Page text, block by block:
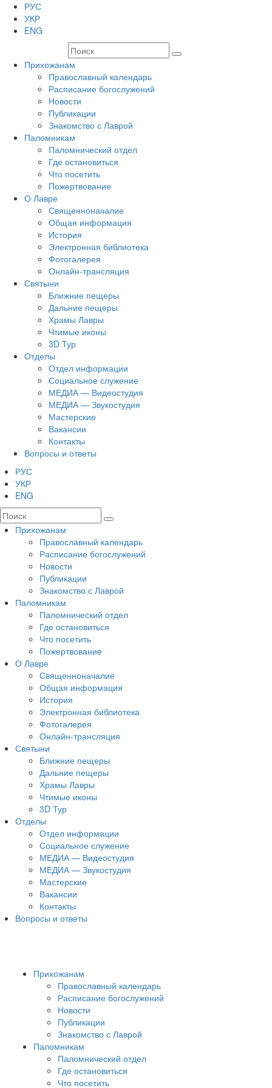
РУС
УКР
ENG
Прихожанам
Православный календарь
Расписание богослужений
Новости
Публикации
Знакомство с Лаврой
Паломникам
Паломнический отдел
Где остановиться
Что посетить
Пожертвование
О Лавре
Священноначалие
Общая информация
История
Электронная библиотека
Фотогалерея
Онлайн-трансляция
Святыни
Ближние пещеры
Дальние пещеры
Храмы Лавры
Чтимые иконы
3D Тур
Отделы
Отдел информации
Социальное служение
МЕДИА — Видеостудия
МЕДИА — Звукостудия
Мастерские
Вакансии
Контакты
Вопросы и ответы
РУС
УКР
ENG
Прихожанам
Православный календарь
Расписание богослужений
Новости
Публикации
Знакомство с Лаврой
Паломникам
Паломнический отдел
Где остановиться
Что посетить
Пожертвование
О Лавре
Священноначалие
Общая информация
История
Электронная библиотека
Фотогалерея
Онлайн-трансляция
Святыни
Ближние пещеры
Дальние пещеры
Храмы Лавры
Чтимые иконы
3D Тур
Отделы
Отдел информации
Социальное служение
МЕДИА — Видеостудия
МЕДИА — Звукостудия
Мастерские
Вакансии
Контакты
Вопросы и ответы
Прихожанам
Православный календарь
Расписание богослужений
Новости
Публикации
Знакомство с Лаврой
Паломникам
Паломнический отдел
Где остановиться
Что посетить